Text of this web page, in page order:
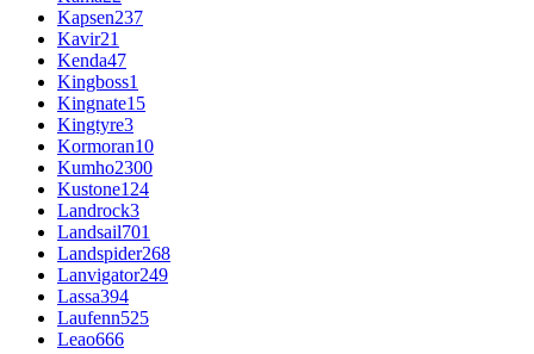
Kapsen237
Kavir21
Kenda47
Kingboss1
Kingnate15
Kingtyre3
Kormoran10
Kumho2300
Kustone124
Landrock3
Landsail701
Landspider268
Lanvigator249
Lassa394
Laufenn525
Leao666